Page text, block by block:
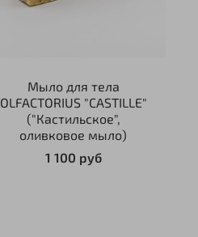
Мыло для тела
OLFACTORIUS "CASTILLE"
("Кастильское",
оливковое мыло)
1 100 руб